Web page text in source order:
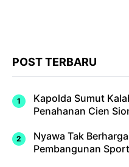
POST TERBARU
Kapolda Sumut
Penahanan Cien
Nyawa Tak
Pembangunan